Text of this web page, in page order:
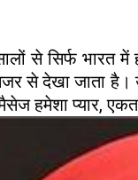
से सिर्फ भारत
से देखा जाता है।
हमेशा प्यार,